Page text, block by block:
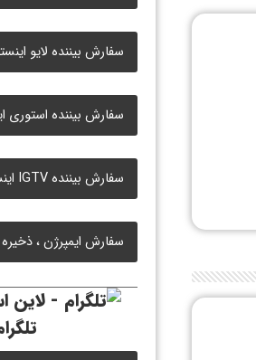
سفارش بیننده لایو
سفارش بیننده استوری
سفارش بیننده IGTV اینستاگرام
سفارش ایمپرژن ، ذخیره